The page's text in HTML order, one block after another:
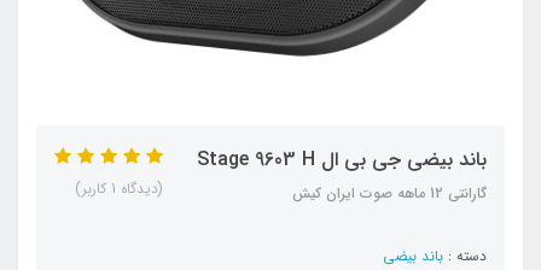
باند بیضی جی بی ال Stage 9603 H
گارانتی 12 ماهه صوت ایران کیش
دسته : باند بیضی
(دیدگاه 1 کاربر)